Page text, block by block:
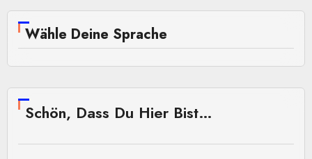
Wähle Deine Sprache
Schön, Dass Du Hier Bist…